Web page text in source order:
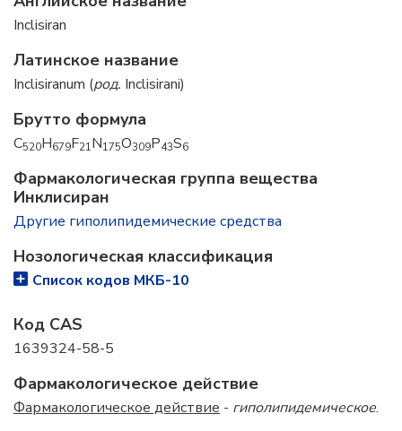
Inclisiran
Латинское название
Inclisiranum (род. Inclisirani)
Брутто формула
C520H679F21N175O309P43S6
Фармакологическая группа вещества
Инклисиран
Другие гиполипидемические средства
Нозологическая классификация
Список кодов МКБ-10
Код CAS
1639324-58-5
Фармакологическое действие
Фармакологическое действие - гиполипидемическое.